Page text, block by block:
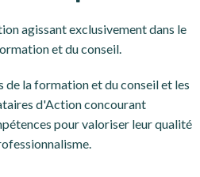
agissant exclusivement dans le
et du conseil.
la formation et du conseil et les
d'Action concourant
pour valoriser leur qualité